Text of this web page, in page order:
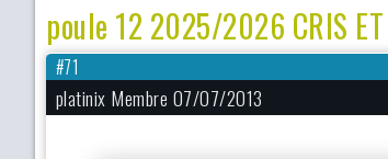
poule 12 2025/2026 CRIS ET
#71
platinix Membre 07/07/2013